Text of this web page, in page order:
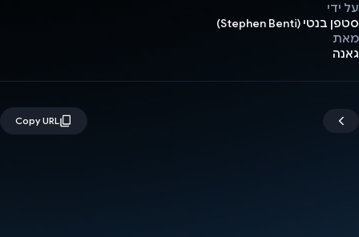
על ידי
סטפן בנטי (Stephen Benti)
מאת
גאנה